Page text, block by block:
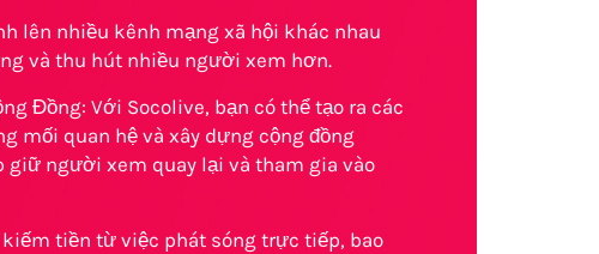
lên nhiều kênh mạng xã hội khác nhau
và thu hút nhiều người xem hơn.
Đồng: Với Socolive, bạn có thể tạo ra các
mối quan hệ và xây dựng cộng đồng
người xem quay lại và tham gia vào
tiền từ việc phát sóng trực tiếp, bao